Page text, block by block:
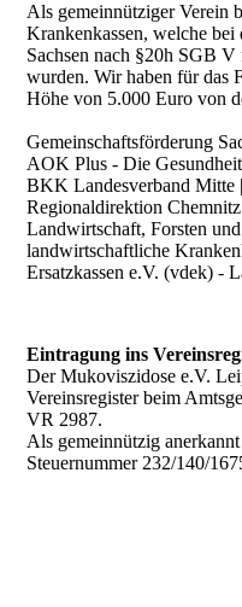
Als gemeinnütziger Verein
Krankenkassen, welche
Sachsen nach §20h SGB
wurden. Wir haben für das
Höhe von 5.000 Euro von
Gemeinschaftsförderung
AOK Plus - Die
BKK Landesverband Mitte
Regionaldirektion
Landwirtschaft, Forsten
landwirtschaftliche
Ersatzkassen e.V. (vdek) -
Eintragung ins
Der Mukoviszidose e.V.
Vereinsregister beim
VR 2987.
Als gemeinnützig
Steuernummer 232/140/